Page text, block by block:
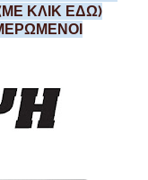
ΚΛΙΚ ΕΔΩ)